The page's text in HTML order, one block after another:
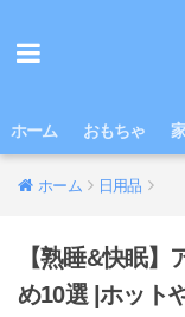
ホーム おもちゃ
ホーム 日用品
【熟睡&快眠
め10選 |ホット